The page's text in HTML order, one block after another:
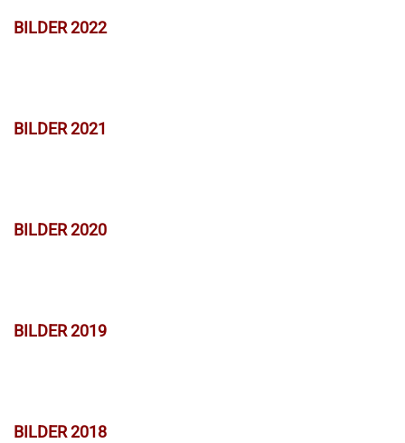
BILDER 2022
BILDER 2021
BILDER 2020
BILDER 2019
BILDER 2018